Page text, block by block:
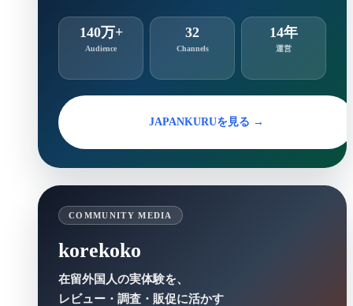
140万+
Audience
32
Channels
14年
運営
JAPANKURUを見る →
COMMUNITY MEDIA
korekoko
在留外国人の実体験を、
レビュー・調査・販促に活かす